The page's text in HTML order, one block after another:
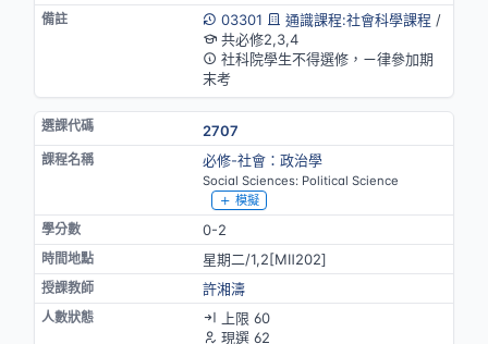
03301
通識課程:社會科學課程 /
共必修2,3,4
社科院學生不得選修，ㄧ律參加期
末考
2707
必修-社會：政治學
Social Sciences: Political Science
模擬
0-2
星期二/1,2[MⅡ202]
許湘濤
上限 60
現選 62